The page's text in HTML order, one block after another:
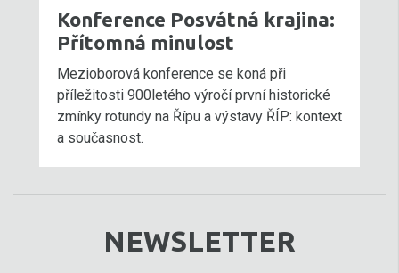
Konference Posvátná krajina:
Přítomná minulost
Mezioborová konference se koná při
příležitosti 900letého výročí první historické
zmínky rotundy na Řípu a výstavy ŘÍP: kontext
a současnost.
NEWSLETTER